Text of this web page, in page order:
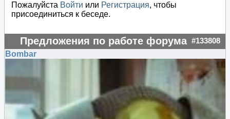
Пожалуйста Войти или Регистрация, чтобы
присоединиться к беседе.
Предложения по работе форума #133808
Bombar